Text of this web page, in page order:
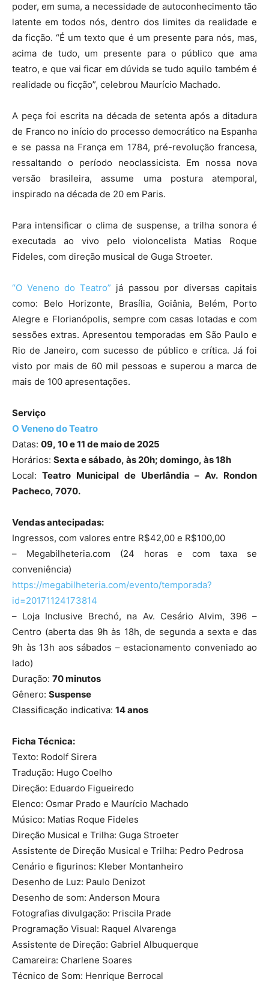
poder, em suma, a necessidade de autoconhecimento tão
latente em todos nós, dentro dos limites da realidade e
da ficção. “É um texto que é um presente para nós, mas,
acima de tudo, um presente para o público que ama
teatro, e que vai ficar em dúvida se tudo aquilo também é
realidade ou ficção”, celebrou Maurício Machado.
A peça foi escrita na década de setenta após a ditadura
de Franco no início do processo democrático na Espanha
e se passa na França em 1784, pré-revolução francesa,
ressaltando o período neoclassicista. Em nossa nova
versão brasileira, assume uma postura atemporal,
inspirado na década de 20 em Paris.
Para intensificar o clima de suspense, a trilha sonora é
executada ao vivo pelo violoncelista Matias Roque
Fideles, com direção musical de Guga Stroeter.
“O Veneno do Teatro” já passou por diversas capitais
como: Belo Horizonte, Brasília, Goiânia, Belém, Porto
Alegre e Florianópolis, sempre com casas lotadas e com
sessões extras. Apresentou temporadas em São Paulo e
Rio de Janeiro, com sucesso de público e crítica. Já foi
visto por mais de 60 mil pessoas e superou a marca de
mais de 100 apresentações.
Serviço
O Veneno do Teatro
Datas: 09, 10 e 11 de maio de 2025
Horários: Sexta e sábado, às 20h; domingo, às 18h
Local: Teatro Municipal de Uberlândia – Av. Rondon
Pacheco, 7070.
Vendas antecipadas:
Ingressos, com valores entre R$42,00 e R$100,00
– Megabilheteria.com (24 horas e com taxa se
https://megabilheteria.com/evento/temporada?
id=20171124173814
– Loja Inclusive Brechó, na Av. Cesário Alvim, 396 –
Centro (aberta das 9h às 18h, de segunda a sexta e das
9h às 13h aos sábados – estacionamento conveniado ao
lado)
Duração: 70 minutos
Gênero: Suspense
Classificação indicativa: 14 anos
Ficha Técnica:
Texto: Rodolf Sirera
Tradução: Hugo Coelho
Direção: Eduardo Figueiredo
Elenco: Osmar Prado e Maurício Machado
Músico: Matias Roque Fideles
Direção Musical e Trilha: Guga Stroeter
Assistente de Direção Musical e Trilha: Pedro Pedrosa
Cenário e figurinos: Kleber Montanheiro
Desenho de Luz: Paulo Denizot
Desenho de som: Anderson Moura
Fotografias divulgação: Priscila Prade
Programação Visual: Raquel Alvarenga
Assistente de Direção: Gabriel Albuquerque
Camareira: Charlene Soares
Técnico de Som: Henrique Berrocal